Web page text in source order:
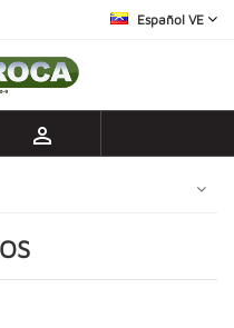
Español VE
